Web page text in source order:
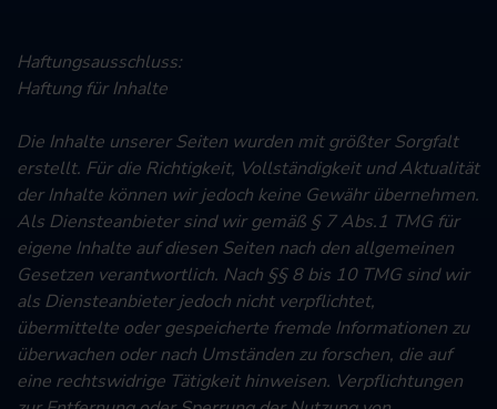
Haftungsausschluss:
Haftung für Inhalte
Die Inhalte unserer Seiten wurden mit größter Sorgfalt
erstellt. Für die Richtigkeit, Vollständigkeit und Aktualität
der Inhalte können wir jedoch keine Gewähr übernehmen.
Als Diensteanbieter sind wir gemäß § 7 Abs.1 TMG für
eigene Inhalte auf diesen Seiten nach den allgemeinen
Gesetzen verantwortlich. Nach §§ 8 bis 10 TMG sind wir
als Diensteanbieter jedoch nicht verpflichtet,
übermittelte oder gespeicherte fremde Informationen zu
überwachen oder nach Umständen zu forschen, die auf
eine rechtswidrige Tätigkeit hinweisen. Verpflichtungen